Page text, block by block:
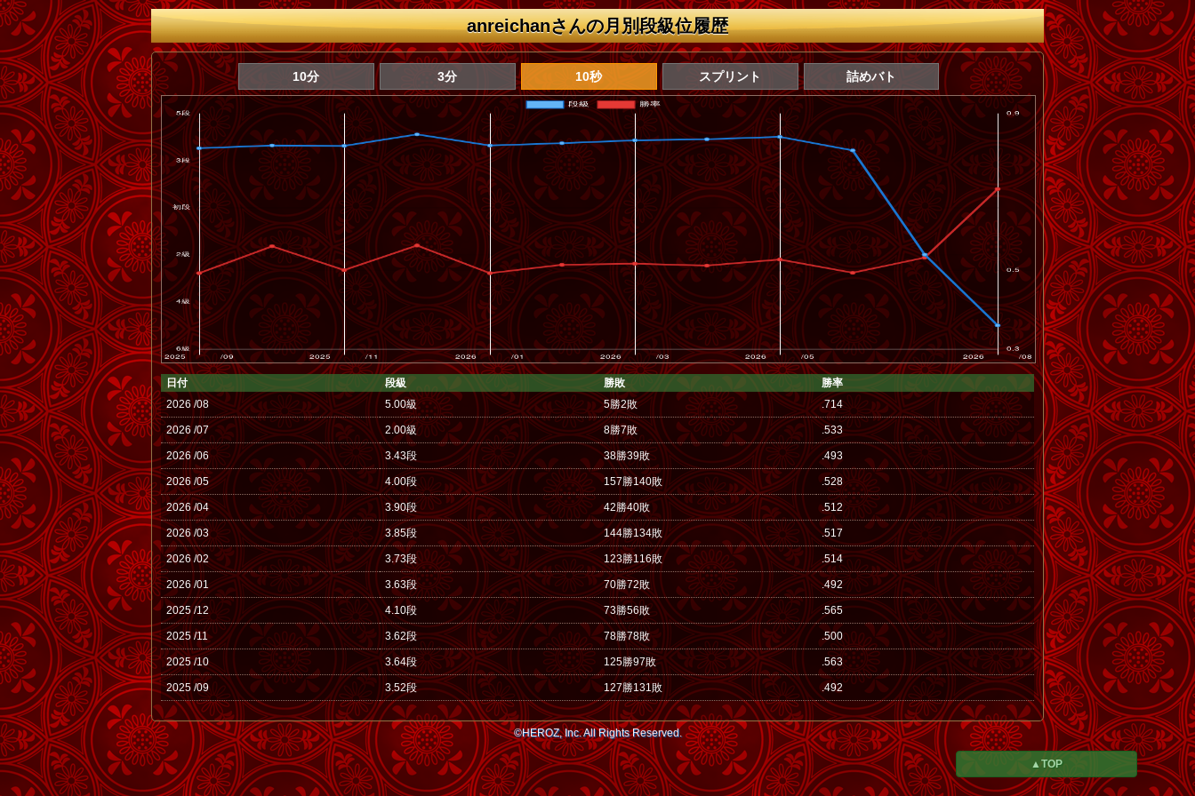
anreichanさんの月別段級位履歴
10分 3分 10秒 スプリント 詰めバト
日付 段級 勝敗
勝率
2026 /08
5.00級 5勝2敗 .714
2026 /07 2.00級 8勝7敗 .533
2026 /06 3.43段 38勝39敗 .493
2026 /05 4.00段 157勝140敗 .528
2026 /04 3.90段 42勝40敗 .512
2026 /03 3.85段 144勝134敗 .517
2026 /02 3.73段 123勝116敗 .514
2026 /01 3.63段 70勝72敗 .492
2025 /12 4.10段 73勝56敗 .565
2025 /11 3.62段 78勝78敗 .500
2025 /10 3.64段 125勝97敗 .563
2025 /09 3.52段 127勝131敗 .492
©HEROZ, Inc. All Rights Reserved.
▲TOP